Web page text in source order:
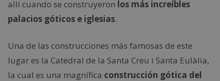
allí cuando se construyeron los más increíbles
palacios góticos e iglesias.
Una de las construcciones más famosas de este
lugar es la Catedral de la Santa Creu i Santa Eulàlia,
la cual es una magnífica construcción gótica del